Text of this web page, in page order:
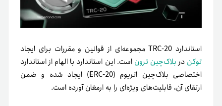
استاندارد TRC-20 مجموعه‌ای از قوانین و مقررات برای ایجاد
توکن دربلاک‌چین ترون است. این استاندارد با الهام از استاندارد
اختصاصی بلاک‌چین اتریوم (ERC-20) ایجاد شده و ضمن
ارتقای آن، قابلیت‌های ویژه‌ای را به ارمغان آورده است.